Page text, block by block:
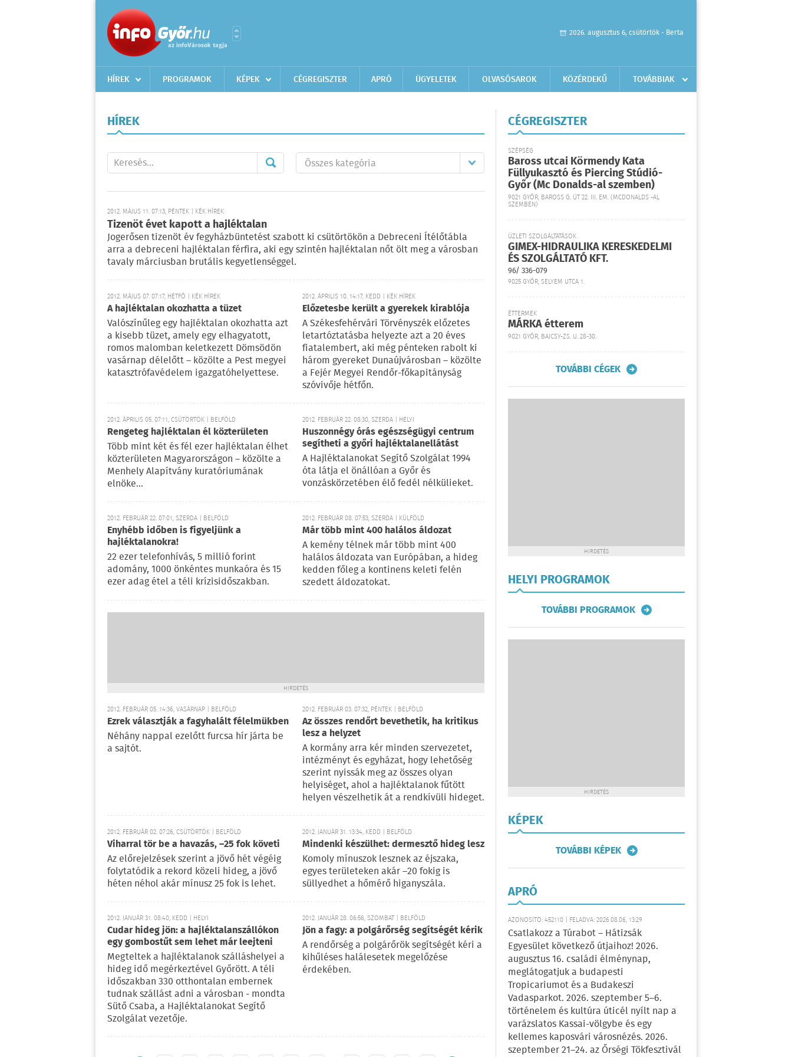
2026. augusztus 6, csütörtök - Berta
HÍREK PROGRAMOK KÉPEK CÉGREGISZTER APRÓ ÜGYELETEK OLVASÓSAROK KÖZÉRDEKŰ TOVÁBBIAK
HÍREK
2012. MÁJUS 11. 07:13, PÉNTEK | KÉK HÍREK
Tizenöt évet kapott a hajléktalan
Jogerősen tizenöt év fegyházbüntetést szabott ki csütörtökön a Debreceni Ítélőtábla
arra a debreceni hajléktalan férfira, aki egy szintén hajléktalan nőt ölt meg a városban
tavaly márciusban brutális kegyetlenséggel.
2012. MÁJUS 07. 07:17, HÉTFŐ | KÉK HÍREK
A hajléktalan okozhatta a tüzet
Valószínűleg egy hajléktalan okozhatta azt
a kisebb tüzet, amely egy elhagyatott,
romos malomban keletkezett Dömsödön
vasárnap délelőtt – közölte a Pest megyei
katasztrófavédelem igazgatóhelyettese.
2012. ÁPRILIS 10. 14:17, KEDD | KÉK HÍREK
Előzetesbe került a gyerekek kirablója
A Székesfehérvári Törvényszék előzetes
letartóztatásba helyezte azt a 20 éves
fiatalembert, aki még pénteken rabolt ki
három gyereket Dunaújvárosban – közölte
a Fejér Megyei Rendőr-főkapitányság
szóvivője hétfőn.
2012. ÁPRILIS 05. 07:11, CSÜTÖRTÖK | BELFÖLD
Rengeteg hajléktalan él közterületen
Több mint két és fél ezer hajléktalan élhet
közterületen Magyarországon – közölte a
Menhely Alapítvány kuratóriumának
elnöke...
2012. FEBRUÁR 22. 08:30, SZERDA | HELYI
Huszonnégy órás egészségügyi centrum
segítheti a győri hajléktalanellátást
A Hajléktalanokat Segítő Szolgálat 1994
óta látja el önállóan a Győr és
vonzáskörzetében élő fedél nélkülieket.
2012. FEBRUÁR 22. 07:01, SZERDA | BELFÖLD
Enyhébb időben is figyeljünk a
hajléktalanokra!
22 ezer telefonhívás, 5 millió forint
adomány, 1000 önkéntes munkaóra és 15
ezer adag étel a téli krízisidőszakban.
2012. FEBRUÁR 08. 07:53, SZERDA | KÜLFÖLD
Már több mint 400 halálos áldozat
A kemény télnek már több mint 400
halálos áldozata van Európában, a hideg
kedden főleg a kontinens keleti felén
szedett áldozatokat.
HIRDETÉS
2012. FEBRUÁR 05. 14:36, VASÁRNAP | BELFÖLD
Ezrek választják a fagyhalált félelmükben
Néhány nappal ezelőtt furcsa hír járta be
a sajtót.
2012. FEBRUÁR 03. 07:32, PÉNTEK | BELFÖLD
Az összes rendőrt bevethetik, ha kritikus
lesz a helyzet
A kormány arra kér minden szervezetet,
intézményt és egyházat, hogy lehetőség
szerint nyissák meg az összes olyan
helyiséget, ahol a hajléktalanok fűtött
helyen vészelhetik át a rendkívüli hideget.
2012. FEBRUÁR 02. 07:26, CSÜTÖRTÖK | BELFÖLD
Viharral tör be a havazás, –25 fok követi
Az előrejelzések szerint a jövő hét végéig
folytatódik a rekord közeli hideg, a jövő
héten néhol akár mínusz 25 fok is lehet.
2012. JANUÁR 31. 13:34, KEDD | BELFÖLD
Mindenki készülhet: dermesztő hideg lesz
Komoly mínuszok lesznek az éjszaka,
egyes területeken akár –20 fokig is
süllyedhet a hőmérő higanyszála.
2012. JANUÁR 31. 08:40, KEDD | HELYI
Cudar hideg jön: a hajléktalanszállókon
egy gombostűt sem lehet már leejteni
Megteltek a hajléktalanok szálláshelyei a
hideg idő megérkeztével Győrött. A téli
időszakban 330 otthontalan embernek
tudnak szállást adni a városban - mondta
Sütő Csaba, a Hajléktalanokat Segítő
Szolgálat vezetője.
2012. JANUÁR 28. 06:56, SZOMBAT | BELFÖLD
Jön a fagy: a polgárőrség segítségét kérik
A rendőrség a polgárőrök segítségét kéri a
kihűléses halálesetek megelőzése
érdekében.
CÉGREGISZTER
SZÉPSÉG
Baross utcai Körmendy Kata
Füllyukasztó és Piercing Stúdió-
Győr (Mc Donalds-al szemben)
9021 GYŐR, BAROSS G. ÚT 22. III. EM. (MCDONALDS´-AL
SZEMBEN)
ÜZLETI SZOLGÁLTATÁSOK
GIMEX-HIDRAULIKA KERESKEDELMI
ÉS SZOLGÁLTATÓ KFT.
96/ 336-079
9025 GYŐR, SELYEM UTCA 1.
ÉTTERMEK
MÁRKA étterem
9021 GYŐR, BAJCSY-ZS. U. 28-30.
TOVÁBBI CÉGEK
HIRDETÉS
HELYI PROGRAMOK
TOVÁBBI PROGRAMOK
HIRDETÉS
KÉPEK
TOVÁBBI KÉPEK
APRÓ
AZONOSÍTÓ: 452110 | FELADVA: 2026.08.06, 13:29
Csatlakozz a Túrabot – Hátizsák
Egyesület következő útjaihoz! 2026.
augusztus 16. családi élménynap,
meglátogatjuk a budapesti
Tropicariumot és a Budakeszi
Vadasparkot. 2026. szeptember 5–6.
történelem és kultúra úticél nyílt nap a
varázslatos Kassai-völgybe és egy
kellemes kaposvári városnézés. 2026.
szeptember 21–24. az Őrségi Tökfesztivál